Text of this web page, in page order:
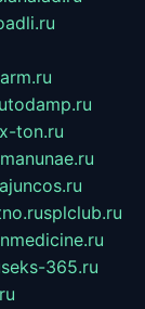
x-ton.ru
manunae.ru
splclub.ru
seks-365.ru